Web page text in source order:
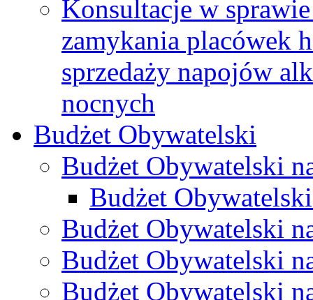
Konsultacje w
zamykania placówek
sprzedaży napojów
nocnych
Budżet Obywatelski
Budżet Obywatelski
Budżet
Budżet Obywatelski
Budżet Obywatelski
Budżet Obywatelski